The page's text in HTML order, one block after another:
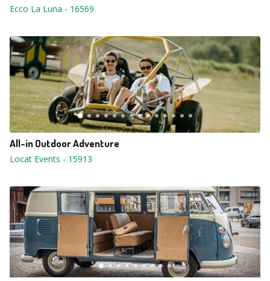
Ecco La Luna - 16569
All-in Outdoor Adventure
Locat Events - 15913